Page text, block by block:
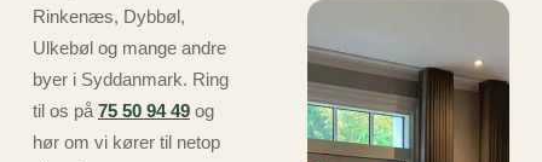
Rinkenæs, Dybbøl,
Ulkebøl og mange andre
byer i Syddanmark. Ring
til os på 75 50 94 49og
hør om vi kører til netop